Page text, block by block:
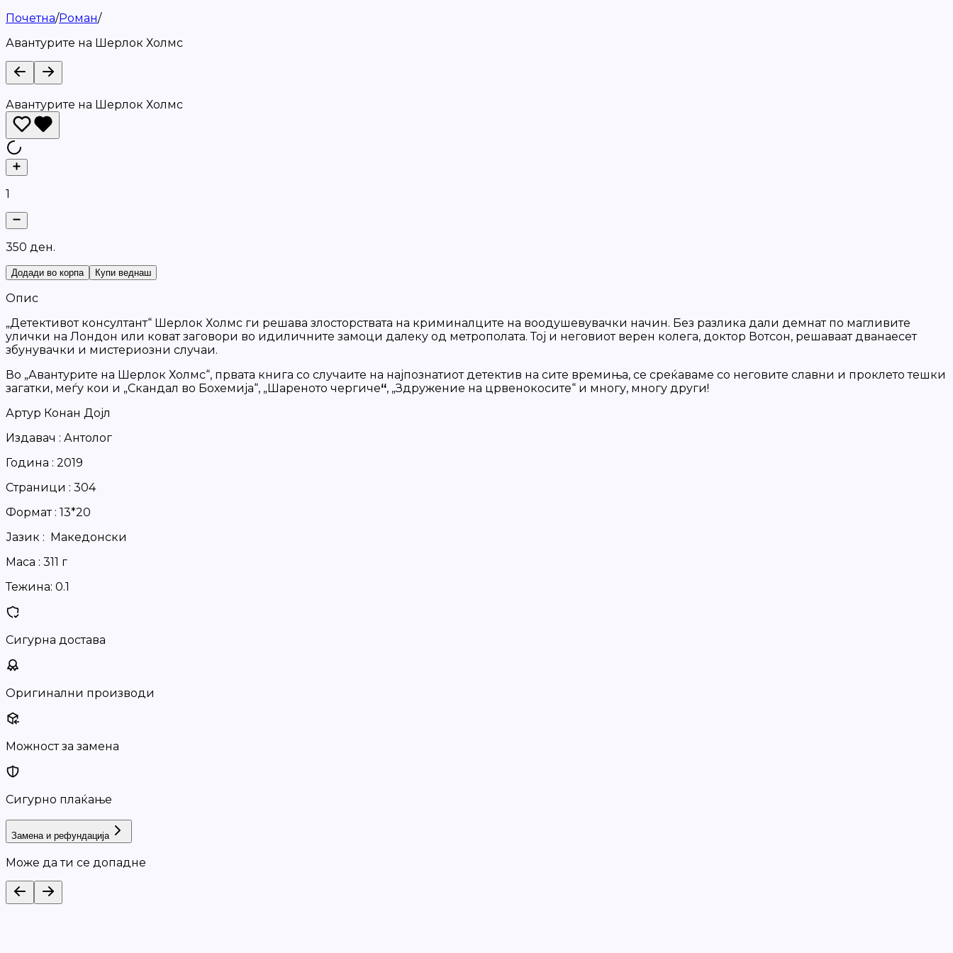
Почетна/Роман/
Авантурите на Шерлок Холмс
Авантурите на Шерлок Холмс
1
350 ден.
Додади во корпа Купи веднаш
Опис
„Детективот консултант“ Шерлок Холмс ги решава злосторствата на криминалците на воодушевувачки начин. Без разлика дали демнат по магливите
улички на Лондон или коват заговори во идиличните замоци далеку од метрополата. Тој и неговиот верен колега, доктор Вотсон, решаваат дванаесет
збунувачки и мистериозни случаи.
Во „Авантурите на Шерлок Холмс“, првата книга со случаите на најпознатиот детектив на сите времиња, се среќаваме со неговите славни и проклето тешки
загатки, меѓу кои и „Скандал во Бохемија“, „Шареното чергиче“, „Здружение на црвенокосите“ и многу, многу други!
Артур Конан Дојл
Издавач : Антолог
Година : 2019
Страници : 304
Формат : 13*20
Јазик : Македонски
Маса : 311 г
Тежина: 0.1
Сигурна достава
Оригинални производи
Можност за замена
Сигурно плаќање
Замена и рефундација
Може да ти се допадне